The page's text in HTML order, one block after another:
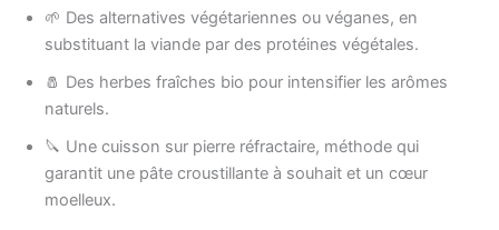
🌱 Des alternatives végétariennes ou véganes, en
substituant la viande par des protéines végétales.
🧂 Des herbes fraîches bio pour intensifier les arômes
naturels.
🔪 Une cuisson sur pierre réfractaire, méthode qui
garantit une pâte croustillante à souhait et un cœur
moelleux.